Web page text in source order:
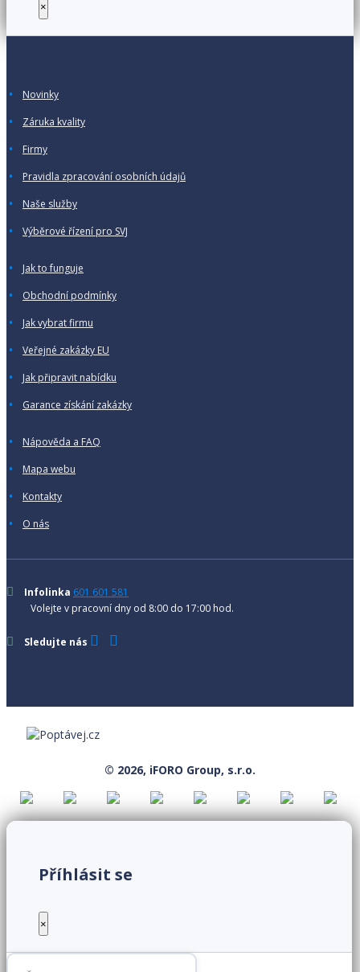
×
Novinky
Záruka kvality
Firmy
Pravidla zpracování osobních údajů
Naše služby
Výběrové řízení pro SVJ
Jak to funguje
Obchodní podmínky
Jak vybrat firmu
Veřejné zakázky EU
Jak připravit nabídku
Garance získání zakázky
Nápověda a FAQ
Mapa webu
Kontakty
O nás
Infolinka 601 601 581
Volejte v pracovní dny od 8:00 do 17:00 hod.
Sledujte nás
© 2026, iFORO Group, s.r.o.
Příhlásit se
×